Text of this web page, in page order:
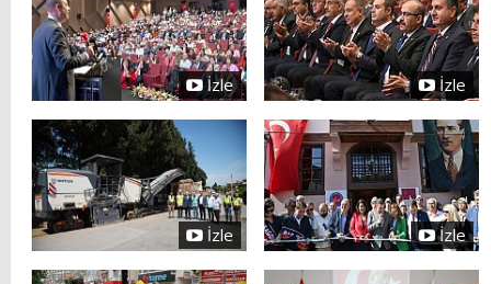
İzle İzle
İzle İzle